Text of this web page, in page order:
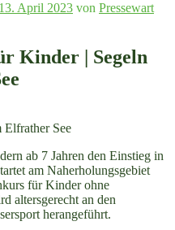
13. April 2023 von Pressewart
Kinder | Segeln
Elfrather See
ab 7 Jahren den Einstieg in
am Naherholungsgebiet
für Kinder ohne
altersgerecht an den
herangeführt.